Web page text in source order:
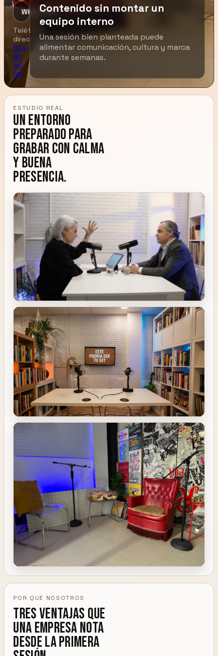
WhatsApp
Teléfono
directo:
604
86
46
08
Contenido sin montar un
equipo interno
Una sesión bien planteada puede
alimentar comunicación, cultura y marca
durante semanas.
ESTUDIO REAL
Un entorno
preparado para
grabar con calma
y buena
presencia.
POR QUÉ NOSOTROS
Tres ventajas que
una empresa nota
desde la primera